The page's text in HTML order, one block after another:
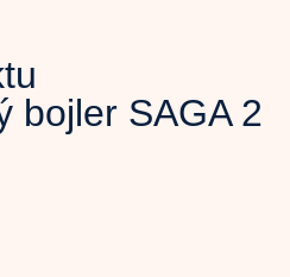
bojler SAGA 2